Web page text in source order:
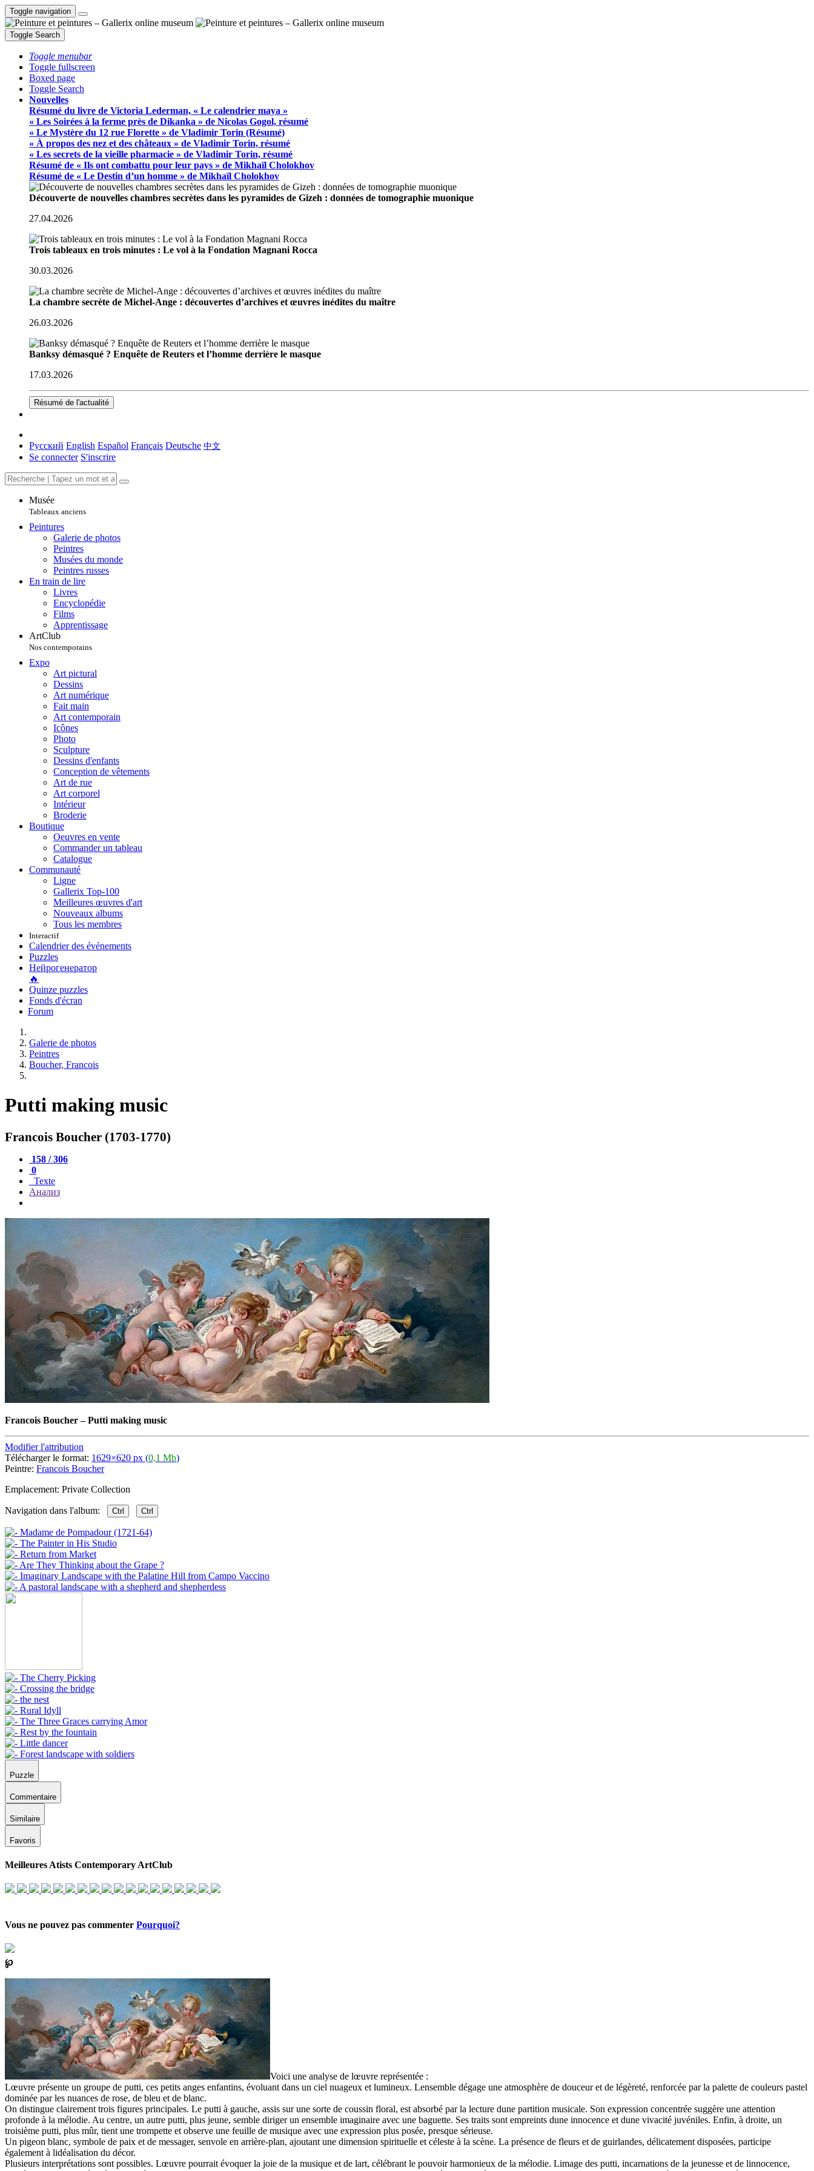
Toggle navigation
Toggle Search
Toggle menubar
Toggle fullscreen
Boxed page
Toggle Search
Nouvelles
Résumé du livre de Victoria Lederman, « Le calendrier maya »
« Les Soirées à la ferme près de Dikanka » de Nicolas Gogol, résumé
« Le Mystère du 12 rue Florette » de Vladimir Torin (Résumé)
« À propos des nez et des châteaux » de Vladimir Torin, résumé
« Les secrets de la vieille pharmacie » de Vladimir Torin, résumé
Résumé de « Ils ont combattu pour leur pays » de Mikhaïl Cholokhov
Résumé de « Le Destin d’un homme » de Mikhaïl Cholokhov
Découverte de nouvelles chambres secrètes dans les pyramides de Gizeh : données de tomographie muonique
27.04.2026
Trois tableaux en trois minutes : Le vol à la Fondation Magnani Rocca
30.03.2026
La chambre secrète de Michel-Ange : découvertes d’archives et œuvres inédites du maître
26.03.2026
Banksy démasqué ? Enquête de Reuters et l’homme derrière le masque
17.03.2026
Résumé de l'actualité
Русский English Español Français Deutsche 中文
Se connecter S'inscrire
Musée
Tableaux anciens
Peintures
Galerie de photos
Peintres
Musées du monde
Peintres russes
En train de lire
Livres
Encyclopédie
Films
Apprentissage
ArtClub
Nos contemporains
Expo
Art pictural
Dessins
Art numérique
Fait main
Art contemporain
Icônes
Photo
Sculpture
Dessins d'enfants
Conception de vêtements
Art de rue
Art corporel
Intérieur
Broderie
Boutique
Oeuvres en vente
Commander un tableau
Catalogue
Communauté
Ligne
Gallerix Top-100
Meilleures œuvres d'art
Nouveaux albums
Tous les membres
Interactif
Calendrier des événements
Puzzles
Нейрогенератор
🔥
Quinze puzzles
Fonds d'écran
Forum
Galerie de photos
Peintres
Boucher, Francois
Putti making music
Francois Boucher (1703-1770)
158 / 306
0
Texte
Анализ
Francois Boucher–Putti making music
Modifier l'attribution
Télécharger le format: 1629×620 px (0,1 Mb)
Peintre: Francois Boucher
Emplacement: Private Collection
Navigation dans l'album: Ctrl Ctrl
Puzzle
Commentaire
Similaire
Favoris
Meilleures Atists Contemporary ArtClub
Vous ne pouvez pas commenter Pourquoi?
℘
Voici une analyse de lœuvre représentée :
Lœuvre présente un groupe de putti, ces petits anges enfantins, évoluant dans un ciel nuageux et lumineux. Lensemble dégage une atmosphère de douceur et de légèreté, renforcée par la palette de couleurs pastel
dominée par les nuances de rose, de bleu et de blanc.
On distingue clairement trois figures principales. Le putti à gauche, assis sur une sorte de coussin floral, est absorbé par la lecture dune partition musicale. Son expression concentrée suggère une attention
profonde à la mélodie. Au centre, un autre putti, plus jeune, semble diriger un ensemble imaginaire avec une baguette. Ses traits sont empreints dune innocence et dune vivacité juvéniles. Enfin, à droite, un
troisième putti, plus mûr, tient une trompette et observe une feuille de musique avec une expression plus posée, presque sérieuse.
Un pigeon blanc, symbole de paix et de messager, senvole en arrière-plan, ajoutant une dimension spirituelle et céleste à la scène. La présence de fleurs et de guirlandes, délicatement disposées, participe
également à lidéalisation du décor.
Plusieurs interprétations sont possibles. Lœuvre pourrait évoquer la joie de la musique et de lart, célébrant le pouvoir harmonieux de la mélodie. Limage des putti, incarnations de la jeunesse et de linnocence,